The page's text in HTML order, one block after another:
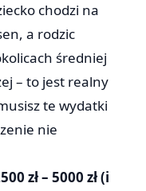
chodzi na
a rodzic
średniej
– to jest realny
te wydatki
nie
zł – 5000 zł (i